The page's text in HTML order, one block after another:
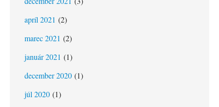
apríl 2021 (2)
marec 2021 (2)
január 2021 (1)
december 2020 (1)
júl 2020 (1)